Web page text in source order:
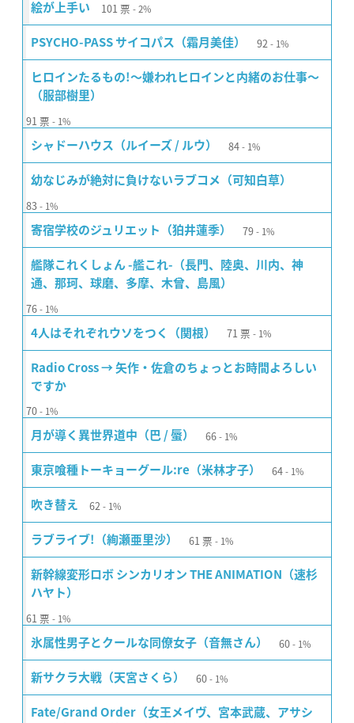
絵が上手い 101 票 2%
PSYCHO-PASS サイコパス（霜月美佳） 92 1%
ヒロインたるもの!〜嫌われヒロインと内緒のお仕事〜
（服部樹里）
91 票 1%
シャドーハウス（ルイーズ / ルウ） 84 1%
幼なじみが絶対に負けないラブコメ（可知白草）
83 1%
寄宿学校のジュリエット（狛井蓮季） 79 1%
艦隊これくしょん -艦これ-（長門、陸奥、川内、神
通、那珂、球磨、多摩、木曾、島風）
76 1%
4人はそれぞれウソをつく（関根） 71 票 1%
Radio Cross → 矢作・佐倉のちょっとお時間よろしい
ですか
70 1%
月が導く異世界道中（巴 / 蜃） 66 1%
東京喰種トーキョーグール:re（米林才子） 64 1%
吹き替え 62 1%
ラブライブ!（絢瀬亜里沙） 61 票 1%
新幹線変形ロボ シンカリオン THE ANIMATION（速杉
ハヤト）
61 票 1%
氷属性男子とクールな同僚女子（音無さん） 60 1%
新サクラ大戦（天宮さくら） 60 1%
Fate/Grand Order（女王メイヴ、宮本武蔵、アサシ